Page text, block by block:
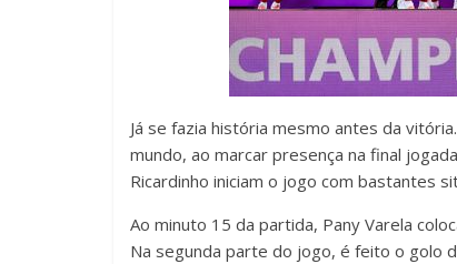
Já se fazia história mesmo antes da
mundo, ao marcar presença na final
Ricardinho iniciam o jogo com bastantes
Ao minuto 15 da partida, Pany Varela
Na segunda parte do jogo, é feito o golo